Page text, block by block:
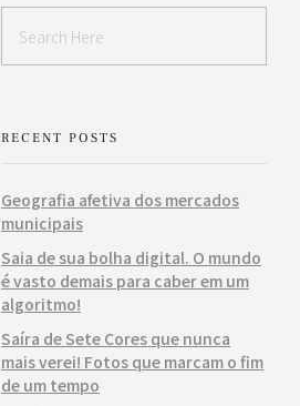
RECENT POSTS
Geografia afetiva dos mercados
municipais
Saia de sua bolha digital. O mundo
é vasto demais para caber em um
algoritmo!
Saíra de Sete Cores que nunca
mais verei! Fotos que marcam o fim
de um tempo